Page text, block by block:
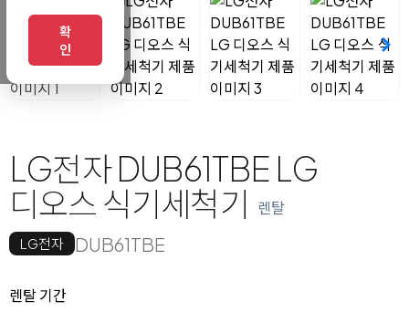
LG전자 DUB61TBE LG
디오스 식기세척기
렌탈
LG전자 DUB61TBE
옵션 선택
렌탈 선택
렌탈 기간
확
인